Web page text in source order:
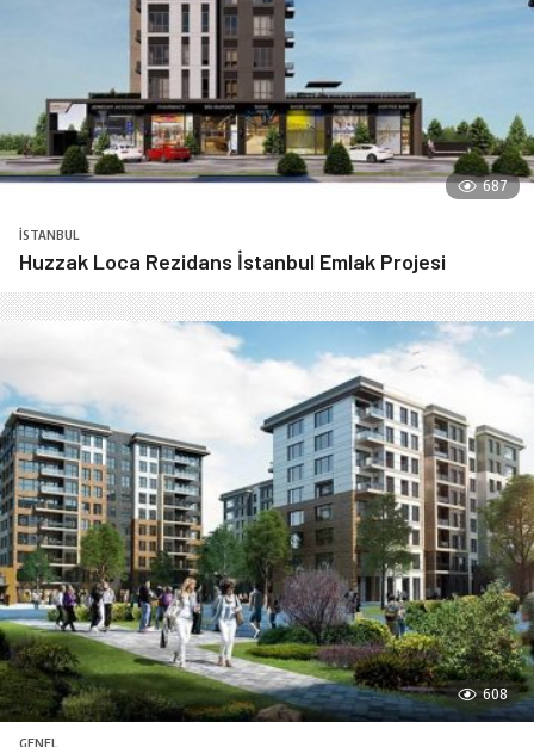
687
İSTANBUL
Huzzak Loca Rezidans İstanbul Emlak Projesi
608
GENEL